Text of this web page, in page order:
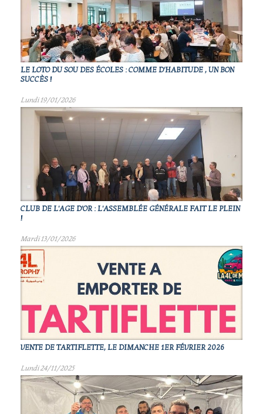
LE LOTO DU SOU DES ÉCOLES : COMME D'HABITUDE , UN BON
SUCCÈS !
Lundi 19/01/2026
CLUB DE L'AGE D'OR : L'ASSEMBLÉE GÉNÉRALE FAIT LE PLEIN
!
Mardi 13/01/2026
VENTE DE TARTIFLETTE, LE DIMANCHE 1ER FÉVRIER 2026
Lundi 24/11/2025